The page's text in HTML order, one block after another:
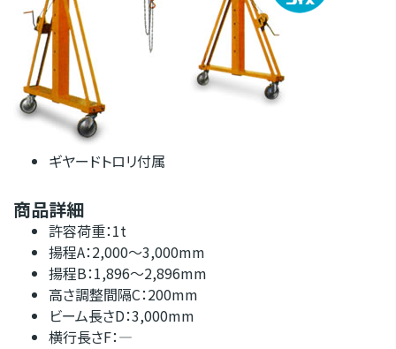
ギヤードトロリ付属
商品詳細
許容荷重：1t
揚程A：2,000～3,000mm
揚程B：1,896～2,896mm
高さ調整間隔C：200mm
ビーム長さD：3,000mm
横行長さF：―